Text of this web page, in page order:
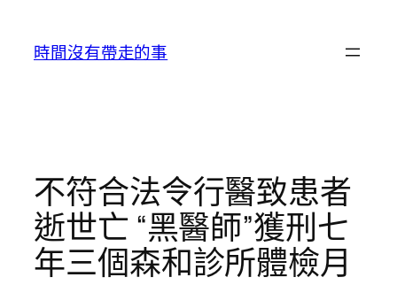
時間沒有帶走的事
不符合法令行醫致患者
逝世亡 “黑醫師”獲刑七
年三個森和診所體檢月